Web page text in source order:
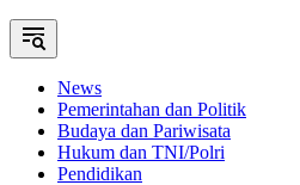
News
Pemerintahan dan Politik
Budaya dan Pariwisata
Hukum dan TNI/Polri
Pendidikan